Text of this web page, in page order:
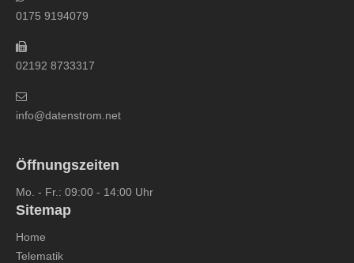
0175 9194079
02192 8733317
info@datenstrom.net
Öffnungszeiten
Mo. - Fr.: 09:00 - 14:00 Uhr
Sitemap
Home
Telematik